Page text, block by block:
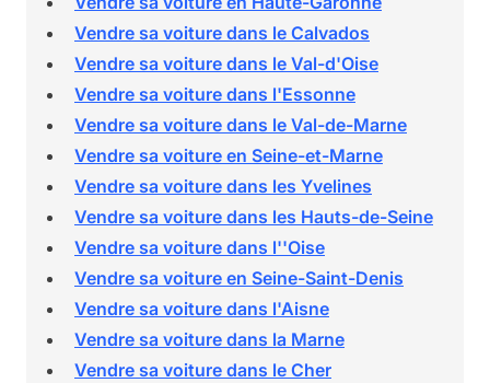
Vendre sa voiture dans le Calvados
Vendre sa voiture dans le Val-d'Oise
Vendre sa voiture dans l'Essonne
Vendre sa voiture dans le Val-de-Marne
Vendre sa voiture en Seine-et-Marne
Vendre sa voiture dans les Yvelines
Vendre sa voiture dans les Hauts-de-Seine
Vendre sa voiture dans l''Oise
Vendre sa voiture en Seine-Saint-Denis
Vendre sa voiture dans l'Aisne
Vendre sa voiture dans la Marne
Vendre sa voiture dans le Cher